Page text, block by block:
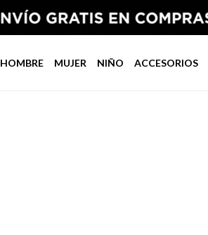
HOMBRE MUJER NIÑO ACCESORIOS